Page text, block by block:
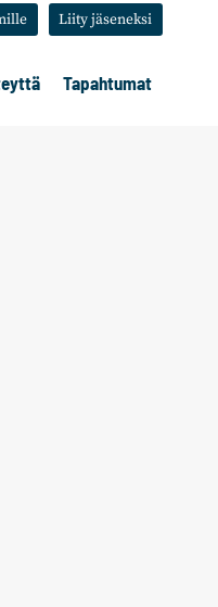
Liity jäseneksi
Tapahtumat